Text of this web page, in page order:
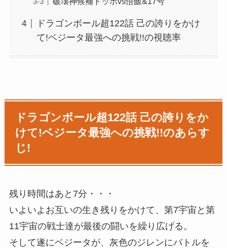
ドラゴンボール超122話 己の誇りをかけ
て!ベジータ最強への挑戦!!の視聴率
ドラゴンボール超122話 己の誇りをか
けて!ベジータ最強への挑戦!!のあらす
じ!
残り時間はあと7分・・・
いよいよお互いの生き残りをかけて、第7宇宙と第
11宇宙の戦士達が最後の闘いを繰り広げる。
そして遂にベジータが、灰色のジレンにバトルを